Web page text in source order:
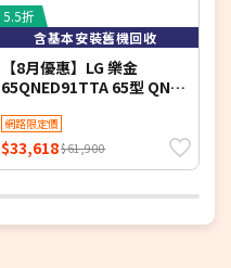
5.5折
含基本安裝舊機回收
【8月優惠】LG 樂金
65QNED91TTA 65型 QNED
網路限定價
$33,618$61,900